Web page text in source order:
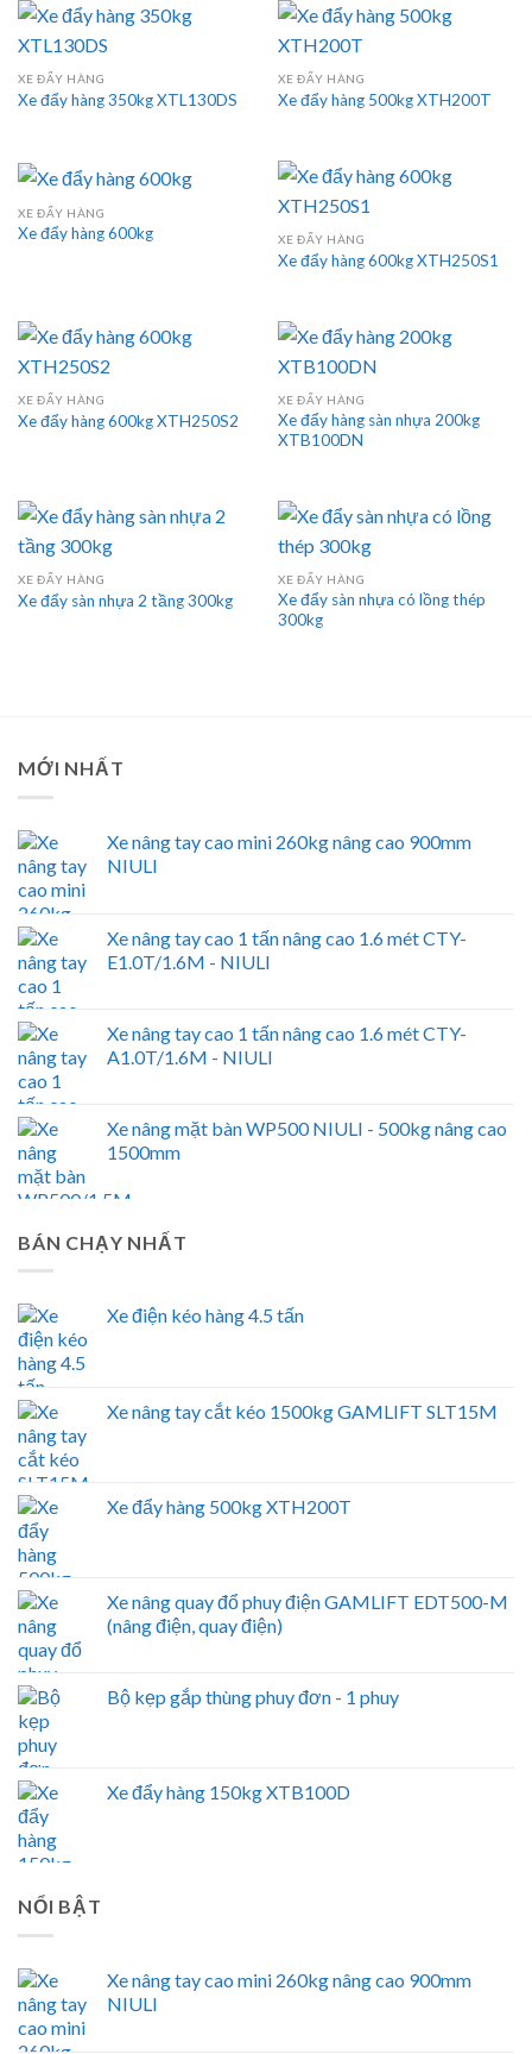
XE ĐẨY HÀNG
Xe đẩy hàng 350kg XTL130DS
XE ĐẨY HÀNG
Xe đẩy hàng 500kg XTH200T
XE ĐẨY HÀNG
Xe đẩy hàng 600kg XE ĐẨY HÀNG
Xe đẩy hàng 600kg XTH250S1
XE ĐẨY HÀNG
Xe đẩy hàng 600kg XTH250S2
XE ĐẨY HÀNG
Xe đẩy hàng sàn nhựa 200kg
XTB100DN
XE ĐẨY HÀNG
Xe đẩy sàn nhựa 2 tầng 300kg
XE ĐẨY HÀNG
Xe đẩy sàn nhựa có lồng thép
300kg
MỚI NHẤT
Xe nâng tay cao mini 260kg nâng cao 900mm
NIULI
Xe nâng tay cao 1 tấn nâng cao 1.6 mét CTY-
E1.0T/1.6M - NIULI
Xe nâng tay cao 1 tấn nâng cao 1.6 mét CTY-
A1.0T/1.6M - NIULI
Xe nâng mặt bàn WP500 NIULI - 500kg nâng cao
1500mm
BÁN CHẠY NHẤT
Xe điện kéo hàng 4.5 tấn
Xe nâng tay cắt kéo 1500kg GAMLIFT SLT15M
Xe đẩy hàng 500kg XTH200T
Xe nâng quay đổ phuy điện GAMLIFT EDT500-M
(nâng điện, quay điện)
Bộ kẹp gắp thùng phuy đơn - 1 phuy
Xe đẩy hàng 150kg XTB100D
NỔI BẬT
Xe nâng tay cao mini 260kg nâng cao 900mm
NIULI